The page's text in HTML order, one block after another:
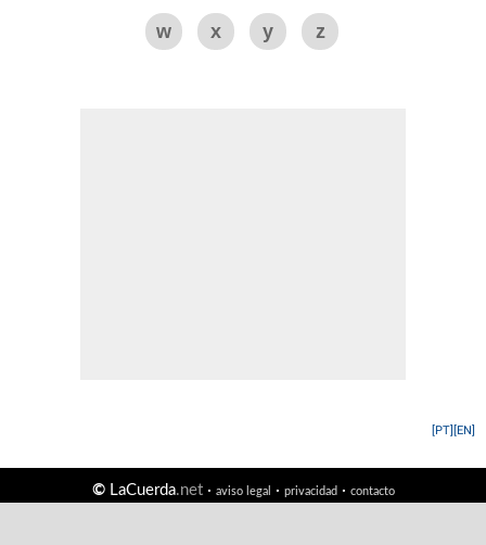
w x y z
[EN]
[PT]
©LaCuerda.net· aviso legal · privacidad· contacto